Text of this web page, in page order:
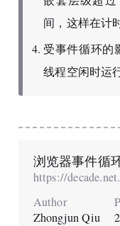
间，这样在计
受事件循环的
线程空闲时运
浏览器事件循
https://
Author
Zhongjun Qiu